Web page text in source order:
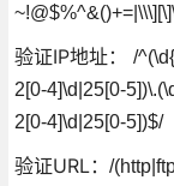
验证IP地址：
/
2[0-4]\d|25[0-
2[0-4]\d|25[0-5])$/
验证URL：
/